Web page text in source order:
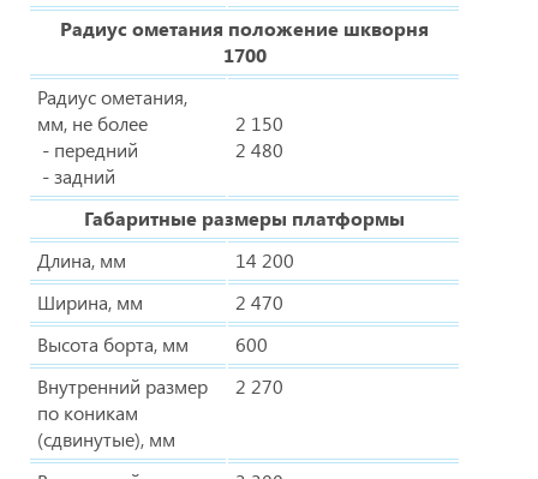
Радиус ометания положение шкворня
1700
Радиус ометания,
мм, не более
- передний
- задний
2 150
2 480
Габаритные размеры платформы
Длина, мм
14 200
Ширина, мм
2 470
Высота борта, мм
600
Внутренний размер
по коникам
(сдвинутые), мм
2 270